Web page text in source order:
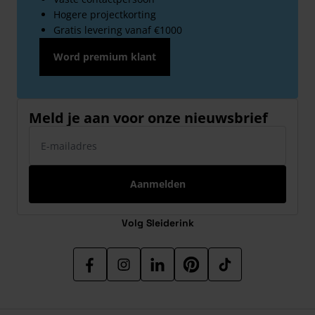
Hogere projectkorting
Gratis levering vanaf €1000
Word premium klant
Meld je aan voor onze nieuwsbrief
Aanmelden
Volg Sleiderink